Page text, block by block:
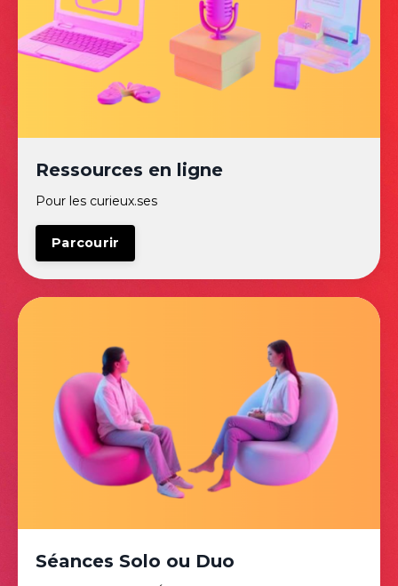
Ressources en ligne
Pour les curieux.ses
Parcourir
Séances Solo ou Duo